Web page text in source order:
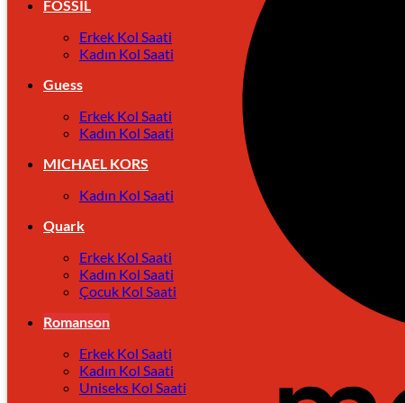
FOSSIL
Erkek Kol Saati
Kadın Kol Saati
Guess
Erkek Kol Saati
Kadın Kol Saati
MICHAEL KORS
Kadın Kol Saati
Quark
Erkek Kol Saati
Kadın Kol Saati
Çocuk Kol Saati
Romanson
Erkek Kol Saati
Kadın Kol Saati
Uniseks Kol Saati